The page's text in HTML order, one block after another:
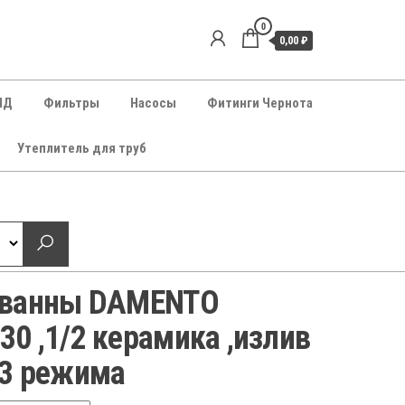
0
0,00 ₽
Фильтры Насосы Фитинги Чернота
Утеплитель для труб
DAMENTO
,1/2 керамика ,излив
режима